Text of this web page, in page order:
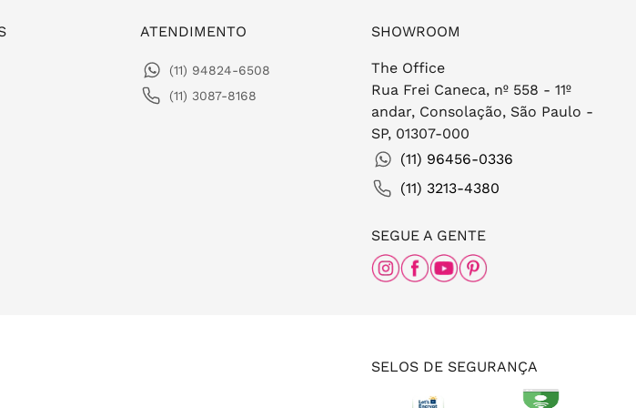
ATENDIMENTO
(11) 94824-6508
(11) 3087-8168
SHOWROOM
The Office
Rua Frei Caneca, nº 558 - 11º
andar, Consolação, São Paulo -
SP, 01307-000
(11) 96456-0336
(11) 3213-4380
SEGUE A GENTE
SELOS DE SEGURANÇA